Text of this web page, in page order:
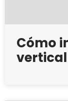
Cómo